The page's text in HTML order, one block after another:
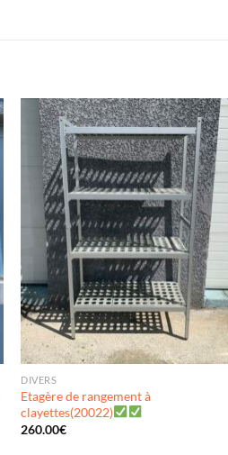
Ajouter
à ma
wishlist
DIVERS
Etagère de rangement à
clayettes(20022)
260.00€